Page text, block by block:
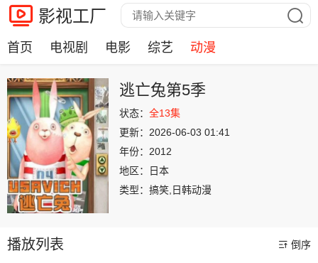
影视工厂
首页 电视剧 电影 综艺 动漫
逃亡兔第5季
状态： 全13集
更新： 2026-06-03 01:41
年份： 2012
地区：
日本
类型： 搞笑,日韩动漫
播放列表 倒序